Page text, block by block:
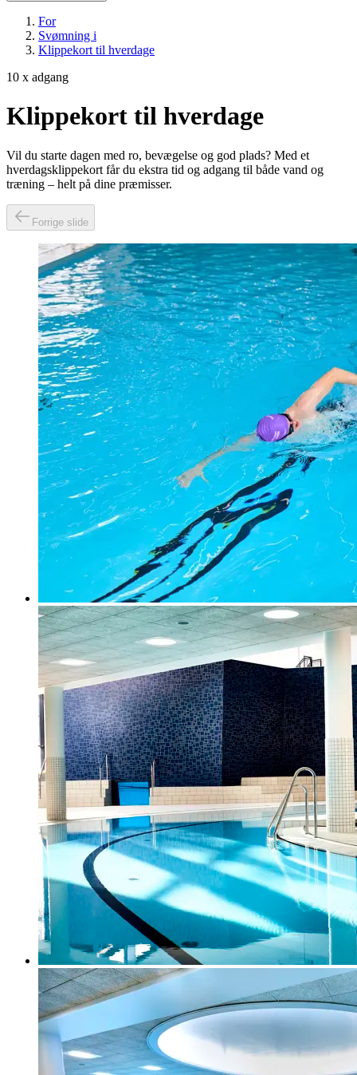
For
Svømning i
Klippekort til hverdage
10 x adgang
Klippekort til hverdage
Vil du starte dagen med ro, bevægelse og god plads? Med et
hverdagsklippekort får du ekstra tid og adgang til både vand og
træning – helt på dine præmisser.
Forrige slide